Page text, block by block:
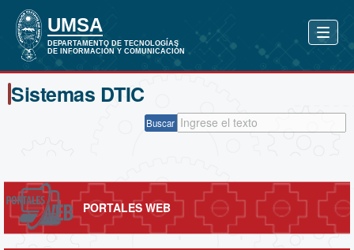
Sistemas DTIC
Buscar
PORTALES WEB